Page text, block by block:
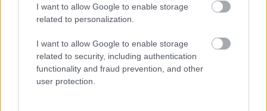
I want to allow Google to enable storage
related to personalization.
I want to allow Google to enable storage
related to security, including authentication
functionality and fraud prevention, and other
user protection.